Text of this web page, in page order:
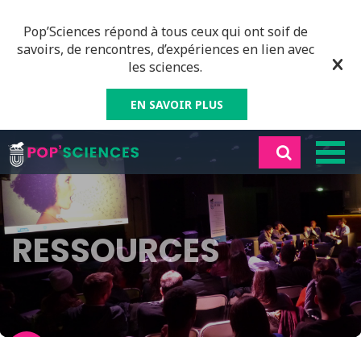
Pop’Sciences répond à tous ceux qui ont soif de
savoirs, de rencontres, d’expériences en lien avec
les sciences.
EN SAVOIR PLUS
RESSOURCES